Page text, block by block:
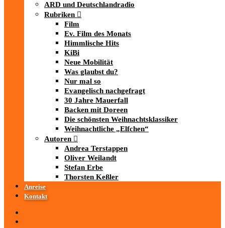
ARD und Deutschlandradio
Rubriken
Film
Ev. Film des Monats
Himmlische Hits
KiBi
Neue Mobilität
Was glaubst du?
Nur mal so
Evangelisch nachgefragt
30 Jahre Mauerfall
Backen mit Doreen
Die schönsten Weihnachtsklassiker
Weihnachtliche „Elfchen“
Autoren
Andrea Terstappen
Oliver Weilandt
Stefan Erbe
Thorsten Keßler
Anreise
Kontakt